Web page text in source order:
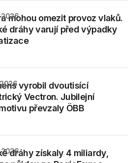
mohou omezit provoz vlaků.
dráhy varují před výpadky
2026
vyrobil dvoutisící
Vectron. Jubilejní
převzaly ÖBB
2026
dráhy získaly 4 miliardy,
2026